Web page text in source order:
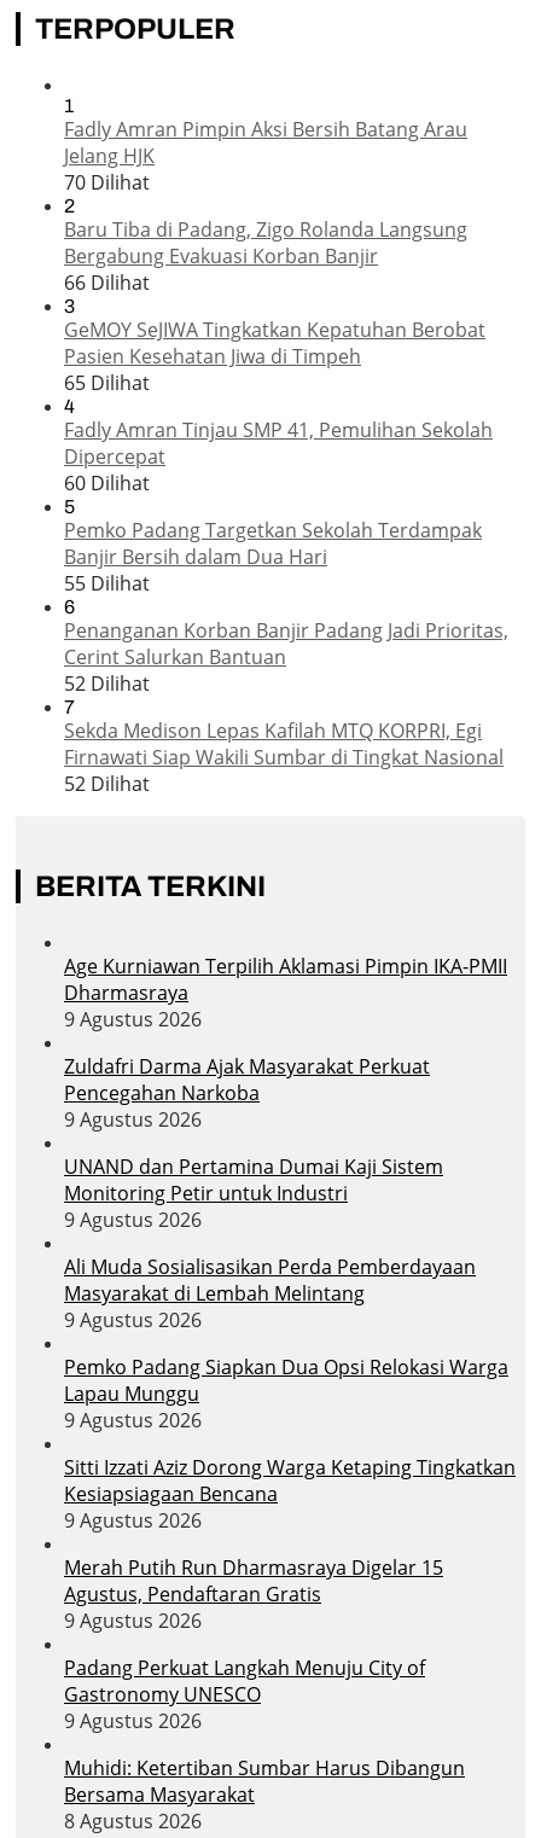
TERPOPULER
1
Fadly Amran Pimpin Aksi Bersih Batang Arau
Jelang HJK
70 Dilihat
2
Baru Tiba di Padang, Zigo Rolanda Langsung
Bergabung Evakuasi Korban Banjir
66 Dilihat
3
GeMOY SeJIWA Tingkatkan Kepatuhan Berobat
Pasien Kesehatan Jiwa di Timpeh
65 Dilihat
4
Fadly Amran Tinjau SMP 41, Pemulihan Sekolah
Dipercepat
60 Dilihat
5
Pemko Padang Targetkan Sekolah Terdampak
Banjir Bersih dalam Dua Hari
55 Dilihat
6
Penanganan Korban Banjir Padang Jadi Prioritas,
Cerint Salurkan Bantuan
52 Dilihat
7
Sekda Medison Lepas Kafilah MTQ KORPRI, Egi
Firnawati Siap Wakili Sumbar di Tingkat Nasional
52 Dilihat
BERITA TERKINI
Age Kurniawan Terpilih Aklamasi Pimpin IKA-PMII
Dharmasraya
9 Agustus 2026
Zuldafri Darma Ajak Masyarakat Perkuat
Pencegahan Narkoba
9 Agustus 2026
UNAND dan Pertamina Dumai Kaji Sistem
Monitoring Petir untuk Industri
9 Agustus 2026
Ali Muda Sosialisasikan Perda Pemberdayaan
Masyarakat di Lembah Melintang
9 Agustus 2026
Pemko Padang Siapkan Dua Opsi Relokasi Warga
Lapau Munggu
9 Agustus 2026
Sitti Izzati Aziz Dorong Warga Ketaping Tingkatkan
Kesiapsiagaan Bencana
9 Agustus 2026
Merah Putih Run Dharmasraya Digelar 15
Agustus, Pendaftaran Gratis
9 Agustus 2026
Padang Perkuat Langkah Menuju City of
Gastronomy UNESCO
9 Agustus 2026
Muhidi: Ketertiban Sumbar Harus Dibangun
Bersama Masyarakat
8 Agustus 2026